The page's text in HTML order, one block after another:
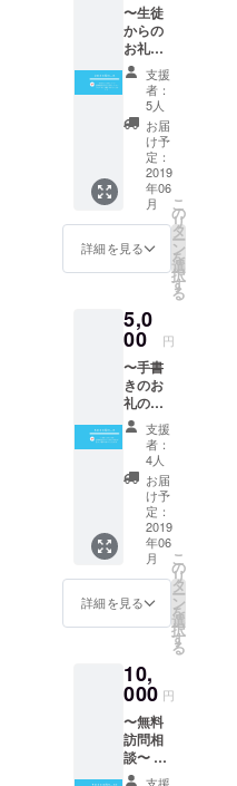
〜生徒
からの
お礼の
メー
ル〜 留
学参加
生徒か
らのお
礼の
メッ
セージ
をメー
ルにて
届けさ
せてい
ただき
支援
者：
5人
お届
け予
定：
2019
年06
月
詳細を見る
こ
の
リ
タ
ー
ン
を
選
択
す
る
5,0
00 円
〜手書
きのお
礼の手
紙〜 留
学参加
生徒か
らのお
礼の手
紙を手
書きに
て届け
させて
いただ
きま
す。
支援
者：
4人
お届
け予
定：
2019
年06
月
詳細を見る
こ
の
リ
タ
ー
ン
を
選
択
す
る
10,
000 円
〜無料
訪問相
談〜 当
会の不
支援